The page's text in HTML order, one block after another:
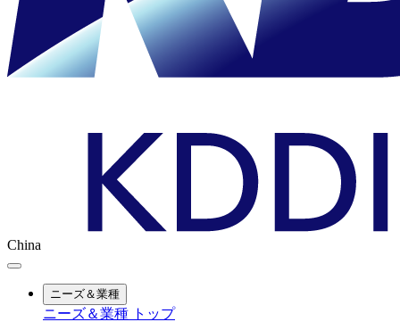
China
ニーズ＆業種
ニーズ＆業種 トップ